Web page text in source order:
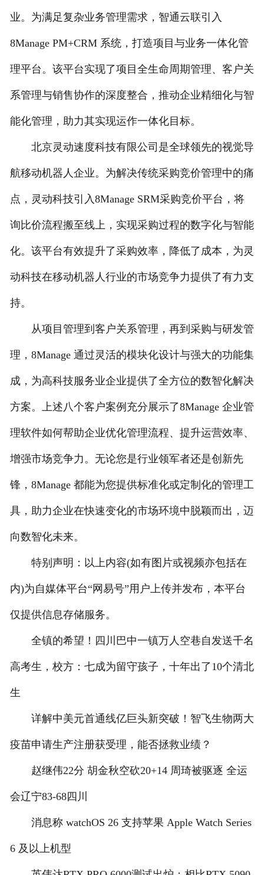
业。为满足复杂业务管理需求，智通云联引入
8Manage PM+CRM 系统，打造项目与业务一体化管
理平台。该平台实现了项目全生命周期管理、客户关
系管理与销售协作的深度整合，推动企业精细化与智
能化管理，助力其实现运作一体化目标。
北京灵动速度科技有限公司是全球领先的视觉导
航移动机器人企业。为解决传统采购竞价管理中的痛
点，灵动科技引入8Manage SRM采购竞价平台，将
询比价流程搬至线上，实现采购过程的数字化与智能
化。该平台有效提升了采购效率，降低了成本，为灵
动科技在移动机器人行业的市场竞争力提供了有力支
持。
从项目管理到客户关系管理，再到采购与研发管
理，8Manage 通过灵活的模块化设计与强大的功能集
成，为高科技服务业企业提供了全方位的数智化解决
方案。上述八个客户案例充分展示了8Manage 企业管
理软件如何帮助企业优化管理流程、提升运营效率、
增强市场竞争力。无论您是行业领军者还是创新先
锋，8Manage 都能为您提供标准化或定制化的管理工
具，助力企业在快速变化的市场环境中脱颖而出，迈
向数智化未来。
特别声明：以上内容(如有图片或视频亦包括在
内)为自媒体平台“网易号”用户上传并发布，本平台
仅提供信息存储服务。
全镇的希望！四川巴中一镇万人空巷自发送千名
高考生，校方：七成为留守孩子，十年出了10个清北
生
详解中美元首通线亿巨头新突破！智飞生物两大
疫苗申请生产注册获受理，能否拯救业绩？
赵继伟22分 胡金秋空砍20+14 周琦被驱逐 全运
会辽宁83-68四川
消息称 watchOS 26 支持苹果 Apple Watch Series
6 及以上机型